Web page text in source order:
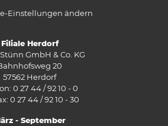
Einstellungen ändern
Filiale Herdorf
GmbH & Co. KG
20
57562 Herdorf
0 27 44 / 92 10 - 0
0 27 44 / 92 10 - 30
- September